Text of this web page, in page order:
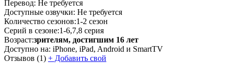
Перевод: Не требуется
Доступные озвучки: Не требуется
Количество сезонов:1-2 сезон
Серий в сезоне:1-6,7,8 серия
Возраст:зрителям, достигшим 16 лет
Доступно на: iPhone, iPad, Android и SmartTV
Отзывов (1) + Добавить свой